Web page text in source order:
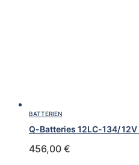
BATTERIEN
Q-Batteries 12LC-134/
456,00 €